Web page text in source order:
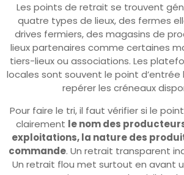
Les points de retrait se trouvent
quatre types de lieux, des fermes
drives fermiers, des magasins de
lieux partenaires comme certaines
tiers-lieux ou associations. Les
locales sont souvent le point d’entrée
repérer les créneaux
Pour faire le tri, il faut vérifier si le
clairement le nom des
exploitations, la nature des
commande. Un retrait transparent
Un retrait flou met surtout en avant